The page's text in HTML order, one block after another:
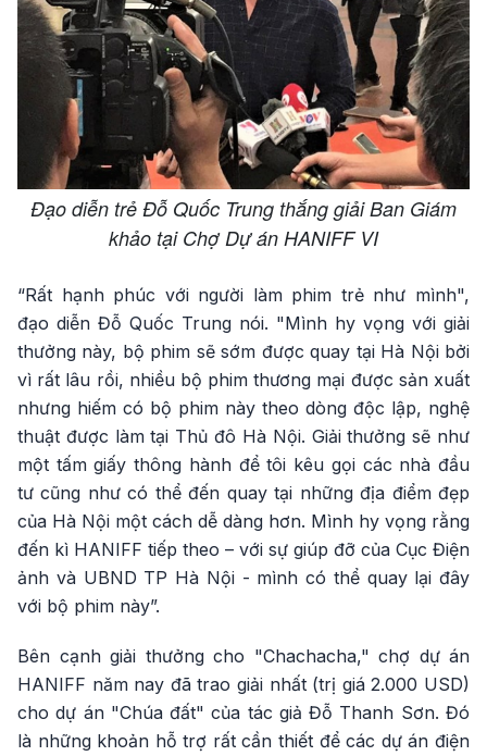
Đạo diễn trẻ Đỗ Quốc Trung thắng giải Ban Giám
khảo tại Chợ Dự án HANIFF VI
“Rất hạnh phúc với người làm phim trẻ như mình",
đạo diễn Đỗ Quốc Trung nói. "Mình hy vọng với giải
thưởng này, bộ phim sẽ sớm được quay tại Hà Nội bởi
vì rất lâu rồi, nhiều bộ phim thương mại được sản xuất
nhưng hiếm có bộ phim này theo dòng độc lập, nghệ
thuật được làm tại Thủ đô Hà Nội. Giải thưởng sẽ như
một tấm giấy thông hành để tôi kêu gọi các nhà đầu
tư cũng như có thể đến quay tại những địa điểm đẹp
của Hà Nội một cách dễ dàng hơn. Mình hy vọng rằng
đến kì HANIFF tiếp theo – với sự giúp đỡ của Cục Điện
ảnh và UBND TP Hà Nội - mình có thể quay lại đây
với bộ phim này”.
Bên cạnh giải thưởng cho "Chachacha," chợ dự án
HANIFF năm nay đã trao giải nhất (trị giá 2.000 USD)
cho dự án "Chúa đất" của tác giả Đỗ Thanh Sơn. Đó
là những khoản hỗ trợ rất cần thiết để các dự án điện